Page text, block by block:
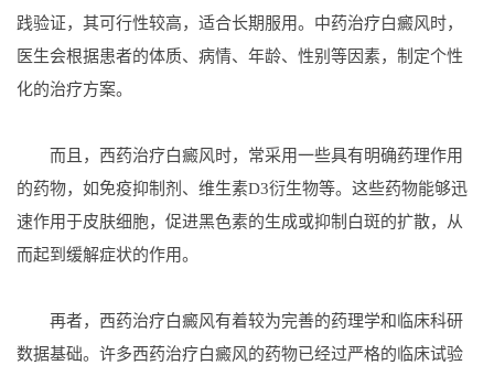
践验证，其可行性较高，适合长期服用。中药治疗白癜风时，
医生会根据患者的体质、病情、年龄、性别等因素，制定个性
化的治疗方案。
而且，西药治疗白癜风时，常采用一些具有明确药理作用
的药物，如免疫抑制剂、维生素D3衍生物等。这些药物能够迅
速作用于皮肤细胞，促进黑色素的生成或抑制白斑的扩散，从
而起到缓解症状的作用。
再者，西药治疗白癜风有着较为完善的药理学和临床科研
数据基础。许多西药治疗白癜风的药物已经过严格的临床试验